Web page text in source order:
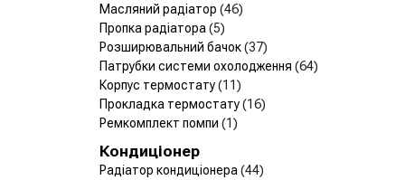
Масляний радіатор (46)
Пропка радіатора (5)
Розширювальний бачок(37)
Патрубки системи охолодження (64)
Корпус термостату(11)
Прокладка термостату(16)
Ремкомплект помпи (1)
Кондиціонер
Радіатор кондиціонера (44)